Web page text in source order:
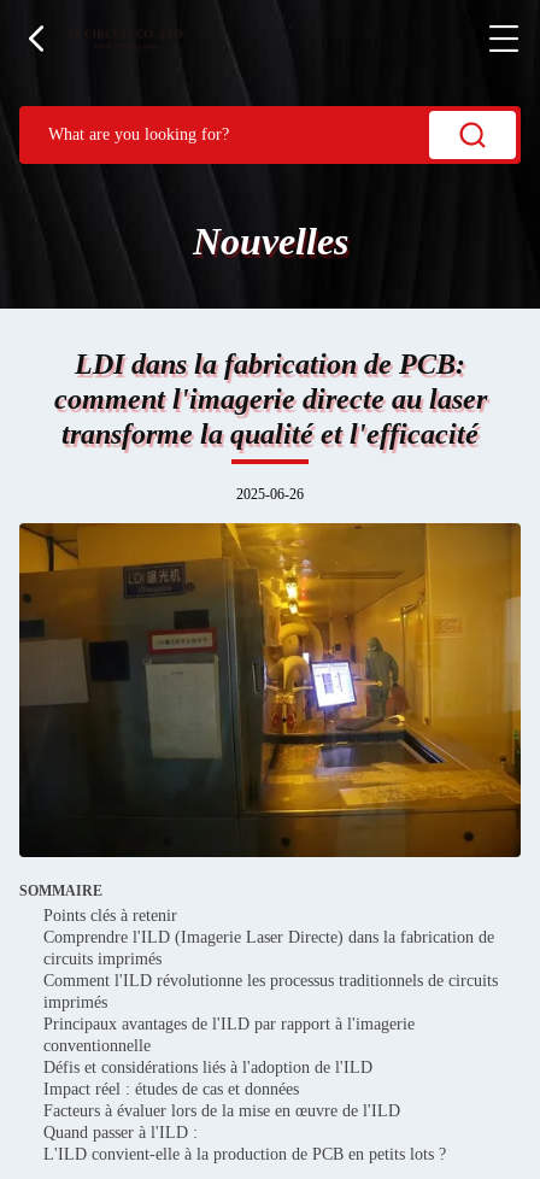
Nouvelles
LDI dans la fabrication de PCB:
comment l'imagerie directe au laser
transforme la qualité et l'efficacité
2025-06-26
SOMMAIRE
Points clés à retenir
Comprendre l'ILD (Imagerie Laser Directe) dans la fabrication de
circuits imprimés
Comment l'ILD révolutionne les processus traditionnels de circuits
imprimés
Principaux avantages de l'ILD par rapport à l'imagerie
conventionnelle
Défis et considérations liés à l'adoption de l'ILD
Impact réel : études de cas et données
Facteurs à évaluer lors de la mise en œuvre de l'ILD
Quand passer à l'ILD :
L'ILD convient-elle à la production de PCB en petits lots ?